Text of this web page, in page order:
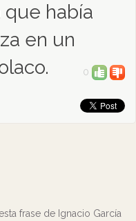
había
en un
0
frase de Ignacio García